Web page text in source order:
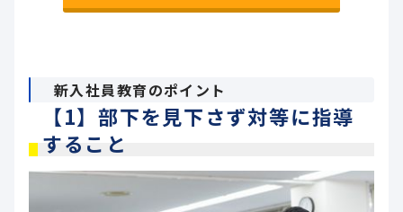
新入社員教育のポイント
【1】部下を見下さず対等に指導
すること